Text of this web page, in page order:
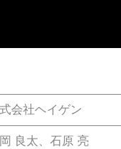
会社ヘイゲン
良太、石原 亮